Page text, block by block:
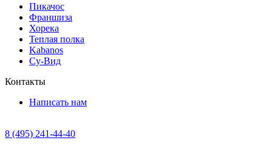
Пикачос
Франшиза
Хорека
Теплая полка
Kabanos
Су-Вид
Контакты
Написать нам
8 (495) 241-44-40